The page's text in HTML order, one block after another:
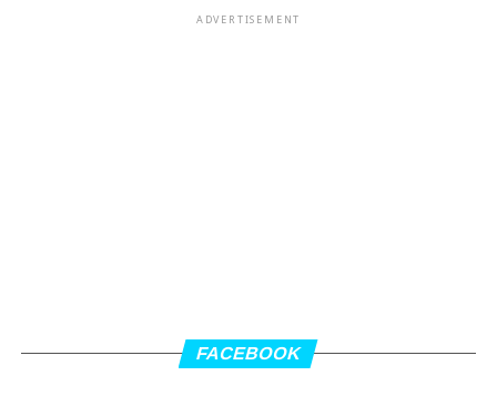
ADVERTISEMENT
FACEBOOK